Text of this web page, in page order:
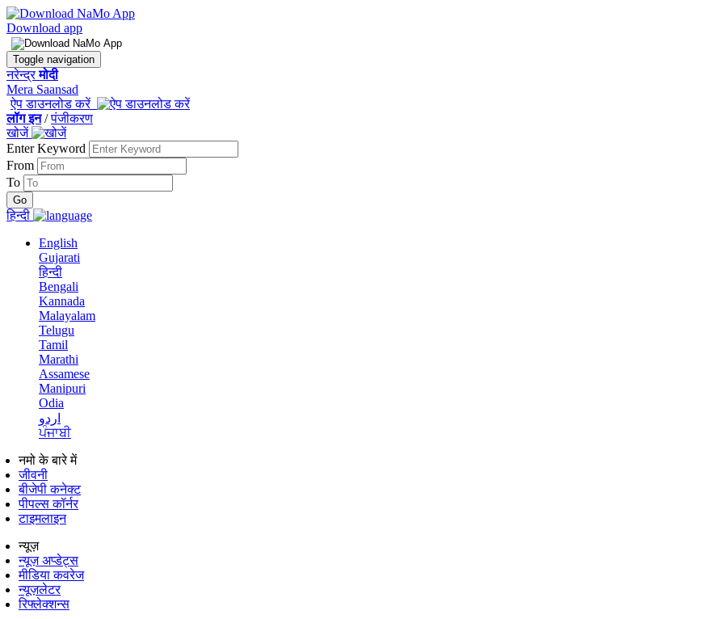
Download app
Toggle navigation
नरेन्द्रमोदी
Mera Saansad
ऐप डाउनलोड करें
लॉग इन/पंजीकरण
खोजें
Enter Keyword
From
To
हिन्दी
English
Gujarati
हिन्दी
Bengali
Kannada
Malayalam
Telugu
Tamil
Marathi
Assamese
Manipuri
Odia
اردو
ਪੰਜਾਬੀ
नमो के बारे में
जीवनी
बीजेपी कनेक्ट
पीपल्स कॉर्नर
टाइमलाइन
न्यूज़
न्यूज़ अप्डेट्स
मीडिया कवरेज
न्यूज़लेटर
रिफ्लेक्शन्स